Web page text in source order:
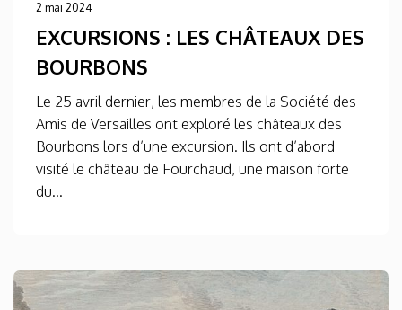
2 mai 2024
EXCURSIONS : LES CHÂTEAUX DES
BOURBONS
Le 25 avril dernier, les membres de la Société des
Amis de Versailles ont exploré les châteaux des
Bourbons lors d’une excursion. Ils ont d’abord
visité le château de Fourchaud, une maison forte
du...